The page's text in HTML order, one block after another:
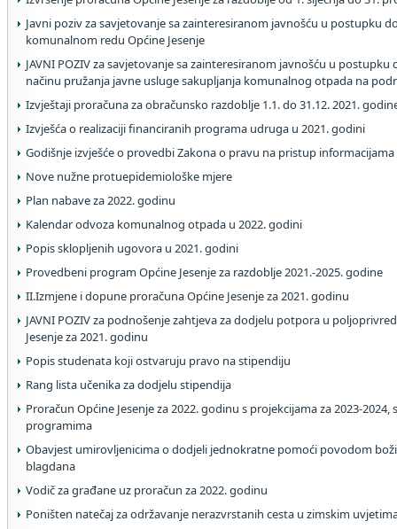
Javni poziv za savjetovanje sa zainteresiranom javnošću u postupku
komunalnom redu Općine Jesenje
JAVNI POZIV za savjetovanje sa zainteresiranom javnošću u
načinu pružanja javne usluge sakupljanja komunalnog otpada na
Izvještaji proračuna za obračunsko razdoblje 1.1. do 31.12. 2021.
Izvješća o realizaciji financiranih programa udruga u 2021. godini
Godišnje izvješće o provedbi Zakona o pravu na pristup informacijama
Nove nužne protuepidemiološke mjere
Plan nabave za 2022. godinu
Kalendar odvoza komunalnog otpada u 2022. godini
Popis sklopljenih ugovora u 2021. godini
Provedbeni program Općine Jesenje za razdoblje 2021.-2025. godine
II.Izmjene i dopune proračuna Općine Jesenje za 2021. godinu
JAVNI POZIV za podnošenje zahtjeva za dodjelu potpora u
Jesenje za 2021. godinu
Popis studenata koji ostvaruju pravo na stipendiju
Rang lista učenika za dodjelu stipendija
Proračun Općine Jesenje za 2022. godinu s projekcijama za 2023-2024,
programima
Obavjest umirovljenicima o dodjeli jednokratne pomoći povodom
blagdana
Vodič za građane uz proračun za 2022. godinu
Poništen natečaj za održavanje nerazvrstanih cesta u zimskim